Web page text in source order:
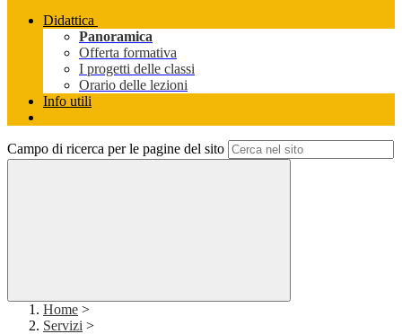
Didattica
Panoramica
Offerta formativa
I progetti delle classi
Orario delle lezioni
Info utili
Campo di ricerca per le pagine del sito
Home >
Servizi >